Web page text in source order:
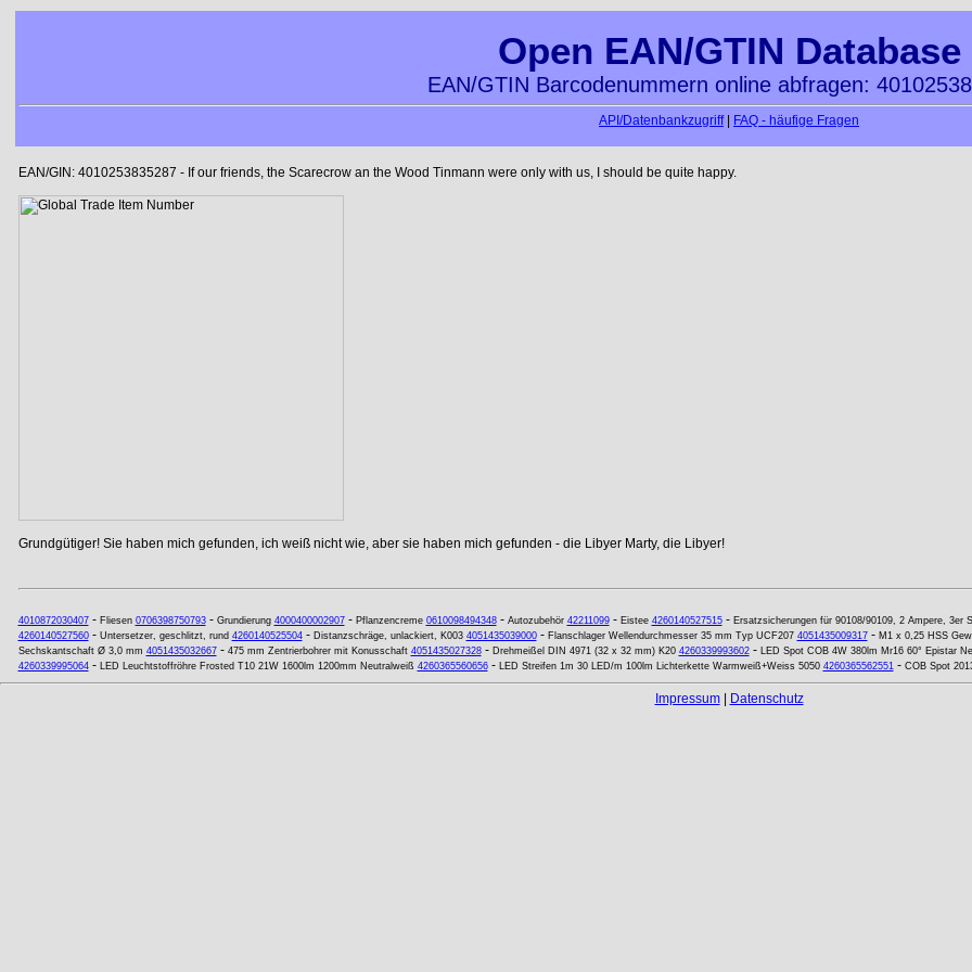
Open EAN/GTIN Database
EAN/GTIN Barcodenummern online abfragen:
API/Datenbankzugriff| FAQ - häufige Fragen
EAN/GIN: 4010253835287 - If our friends, the Scarecrow an the Wood Tinmann were only with us, I should be quite happy.
Grundgütiger! Sie haben mich gefunden, ich weiß nicht wie, aber sie haben mich gefunden - die Libyer Marty, die Libyer!
4010872030407- Fliesen 0706398750793- Grundierung 4000400002907- Pflanzencreme 0610098494348- Autozubehör 42211099- Eistee 4260140527515- Ersatzsicherungen für 90108/90109, 2 Ampere, 3er
4260140527560- Untersetzer, geschlitzt, rund 4260140525504- Distanzschräge, unlackiert, K003 4051435039000- Flanschlager Wellendurchmesser 35 mm Typ UCF207 4051435009317- M1 x 0,25 HSS
Sechskantschaft Ø 3,0 mm 4051435032667- 475 mm Zentrierbohrer mit Konusschaft 4051435027328- Drehmeißel DIN 4971 (32 x 32 mm) K20 4260339993602- LED Spot COB 4W 380lm Mr16 60° Epistar
4260339995064- LED Leuchtstoffröhre Frosted T10 21W 1600lm 1200mm Neutralweiß 4260365560656- LED Streifen 1m 30 LED/m 100lm Lichterkette Warmweiß+Weiss 5050 4260365562551- COB Spot
Impressum| Datenschutz